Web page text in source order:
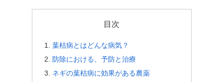
目次
葉枯病とはどんな病気？
防除における、予防と治療
ネギの葉枯病に効果がある農薬